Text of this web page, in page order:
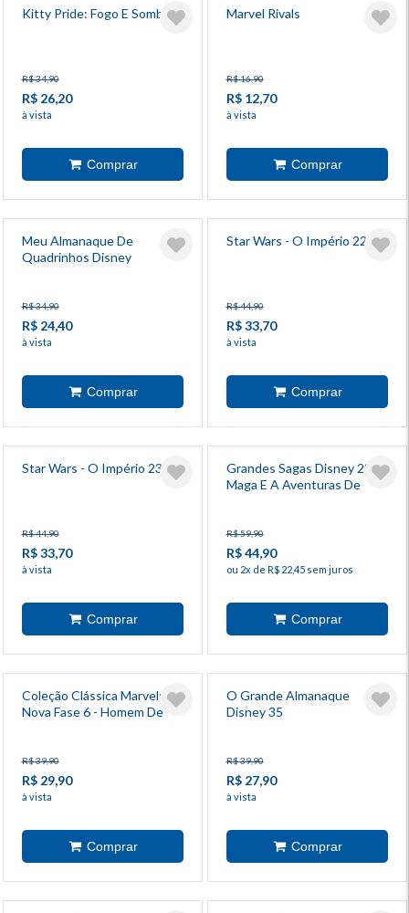
Kitty Pride: Fogo E Sombras
R$ 34,90
R$ 26,20
à vista
Marvel Rivals
R$ 16,90
R$ 12,70
à vista
Meu Almanaque De
Quadrinhos Disney
R$ 34,90
R$ 24,40
à vista
Star Wars - O Império 22
R$ 44,90
R$ 33,70
à vista
Star Wars - O Império 23
R$ 44,90
R$ 33,70
à vista
Grandes Sagas Disney 28 -
Maga E A Aventuras De
R$ 59,90
R$ 44,90
ou 2x de R$ 22,45 sem juros
Coleção Clássica Marvel:
Nova Fase 6 - Homem De
R$ 39,90
R$ 29,90
à vista
O Grande Almanaque
Disney 35
R$ 39,90
R$ 27,90
à vista